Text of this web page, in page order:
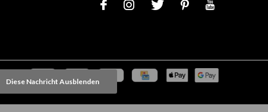
Diese Nachricht Ausblenden